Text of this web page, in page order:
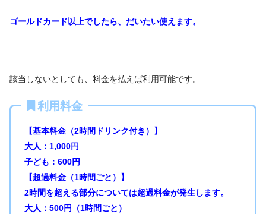
ゴールドカード以上でしたら、だいたい使えます。
該当しないとしても、料金を払えば利用可能です。
利用料金
【基本料金（2時間ドリンク付き）】
大人：1,000円
子ども：600円
【超過料金（1時間ごと）】
2時間を超える部分については超過料金が発生します。
大人：500円（1時間ごと）